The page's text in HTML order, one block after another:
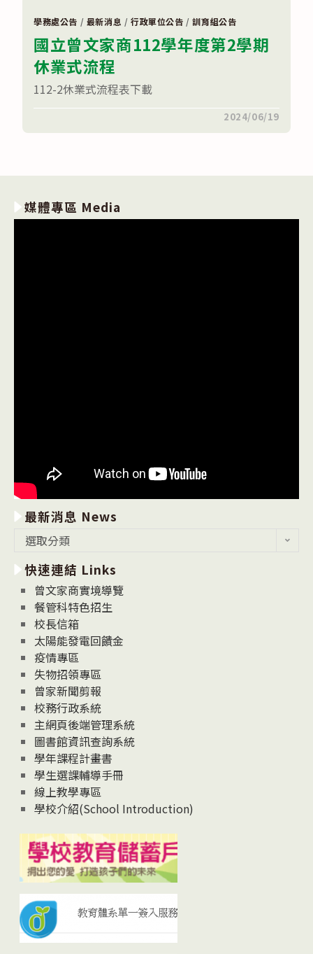
動〉
中
學務處公告 / 最新消息 /行政單位公告 /訓育組公告
國立曾文家商112學年度第2學期
休業式流程
112-2休業式流程表下載
立
商
學
年
度
2024/06/19
媒體專區 Media
最新消息 News
消
息
News
選取分類
快速連結 Links
曾文家商實境導覽
餐管科特色招生
校長信箱
太陽能發電回饋金
疫情專區
失物招領專區
曾家新聞剪報
校務行政系統
主網頁後端管理系統
圖書館資訊查詢系統
學年課程計畫書
學生選課輔導手冊
線上教學專區
學校介紹(School Introduction)